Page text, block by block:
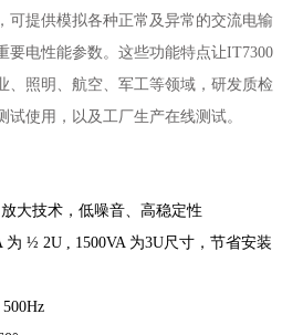
可提供模拟各种正常及异常的交流电输
要电性能参数。这些功能特点让IT7300
、照明、航空、军工等领域，研发质检
试使用，以及工厂生产在线测试。
大技术，低噪音、高稳定性
为 ½ 2U , 1500VA 为3U尺寸，节省安装